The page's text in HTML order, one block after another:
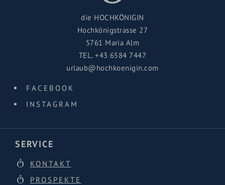
die HOCHKÖNIGIN
Hochkönigstrasse 27
5761 Maria Alm
TEL.+43 6584 7447
urlaub@hochkoenigin.com
FACEBOOK
INSTAGRAM
SERVICE
KONTAKT
PROSPEKTE